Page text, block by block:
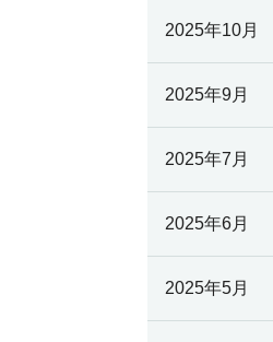
2025年10月
2025年9月
2025年7月
2025年6月
2025年5月